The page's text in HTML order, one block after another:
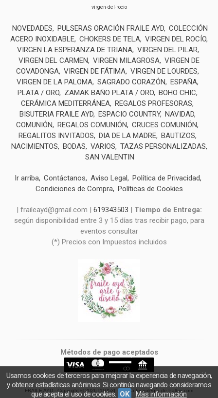
virgen-del-rocio
NOVEDADES PULSERAS ORACIÓN FRAILE AYD COLECCIÓN
ACERO INOXIDABLE CHOKERS DE TELA VIRGEN DEL ROCÍO
VIRGEN LA ESPERANZA DE TRIANA VIRGEN DEL PILAR
VIRGEN DEL CARMEN
VIRGEN MILAGROSA VIRGEN DE
COVADONGA VIRGEN DE FÁTIMA VIRGEN DE LOURDES
VIRGEN DE LA PALOMA SAGRADO CORAZÓN
ESPAÑA
PLATA / ORO
ZAMAK BAÑO PLATA / ORO BOHO CHIC
CERÁMICA MEDITERRÁNEA REGALOS PROFESORAS
BISUTERIA FRAILE AYD ESPACIO COUNTRY NAVIDAD
COMUNIÓN
REGALOS COMUNIÓN
CRUCES COMUNIÓN
REGALITOS INVITADOS
DIA DE LA MADRE BAUTIZOS
NACIMIENTOS
BODAS VARIOS
TAZAS PERSONALIZADAS
SAN VALENTIN
Ir arriba Contáctanos Aviso Legal
Política de Privacidad
Condiciones de Compra Políticas de Cookies
| fraileayd@gmail.com | 619343503 | Tiempo de Entrega:
según disponibilidad entre 3 y 15 días tras recibir pago, para
eventos consultar
(*) Precios con Impuestos incluidos
Métodos de pago aceptados
FRAILE AYD - Copyright © 2026 [11053] - Con la tecnología de Palbin.com
Usamos cookies de terceros para mejorar la experiencia de navegación,
y obtener estadísticas anónimas. Si continúa navegando consideramos
que acepta el uso de cookies. OK Más información